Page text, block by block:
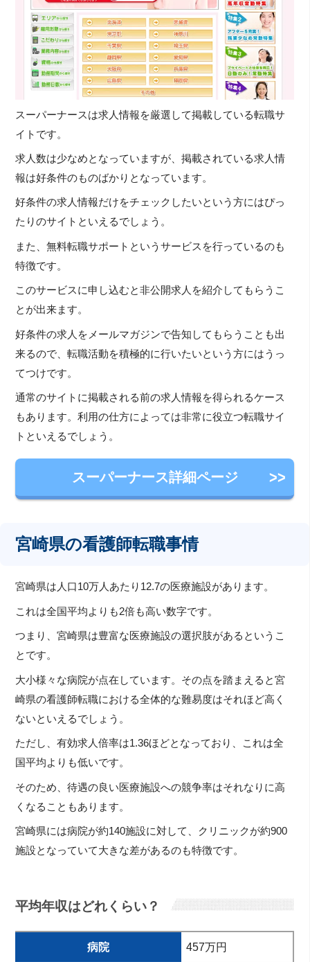
スーパーナースは求人情報を厳選して掲載している転職サ
イトです。
求人数は少なめとなっていますが、掲載されている求人情
報は好条件のものばかりとなっています。
好条件の求人情報だけをチェックしたいという方にはぴっ
たりのサイトといえるでしょう。
また、無料転職サポートというサービスを行っているのも
特徴です。
このサービスに申し込むと非公開求人を紹介してもらうこ
とが出来ます。
好条件の求人をメールマガジンで告知してもらうことも出
来るので、転職活動を積極的に行いたいという方にはうっ
てつけです。
通常のサイトに掲載される前の求人情報を得られるケース
もあります。利用の仕方によっては非常に役立つ転職サイ
トといえるでしょう。
スーパーナース詳細ページ
宮崎県の看護師転職事情
宮崎県は人口10万人あたり12.7の医療施設があります。
これは全国平均よりも2倍も高い数字です。
つまり、宮崎県は豊富な医療施設の選択肢があるというこ
とです。
大小様々な病院が点在しています。その点を踏まえると宮
崎県の看護師転職における全体的な難易度はそれほど高く
ないといえるでしょう。
ただし、有効求人倍率は1.36ほどとなっており、これは全
国平均よりも低いです。
そのため、待遇の良い医療施設への競争率はそれなりに高
くなることもあります。
宮崎県には病院が約140施設に対して、クリニックが約900
施設となっていて大きな差があるのも特徴です。
平均年収はどれくらい？
病院 457万円